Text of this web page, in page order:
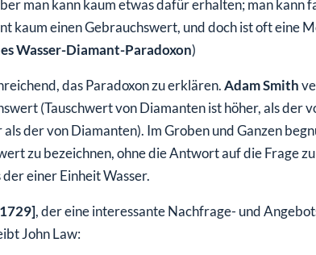
man kann kaum etwas dafür erhalten; man kann
kaum einen Gebrauchswert, und doch ist oft eine
Wasser-Diamant-Paradoxon)
das Paradoxon zu erklären.Adam Smith
(Tauschwert von Diamanten ist höher, als der
der von Diamanten). Im Groben und Ganzen
zu bezeichnen, ohne die Antwort auf die Frage
einer Einheit Wasser.
, der eine interessante Nachfrage- und
John Law: